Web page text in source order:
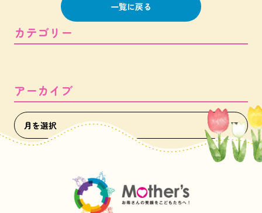
一覧に戻る
カテゴリー
アーカイブ